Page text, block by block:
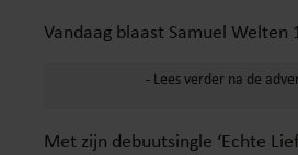
Vandaag blaast Samuel Welten
Met zijn debuutsingle ‘Echte